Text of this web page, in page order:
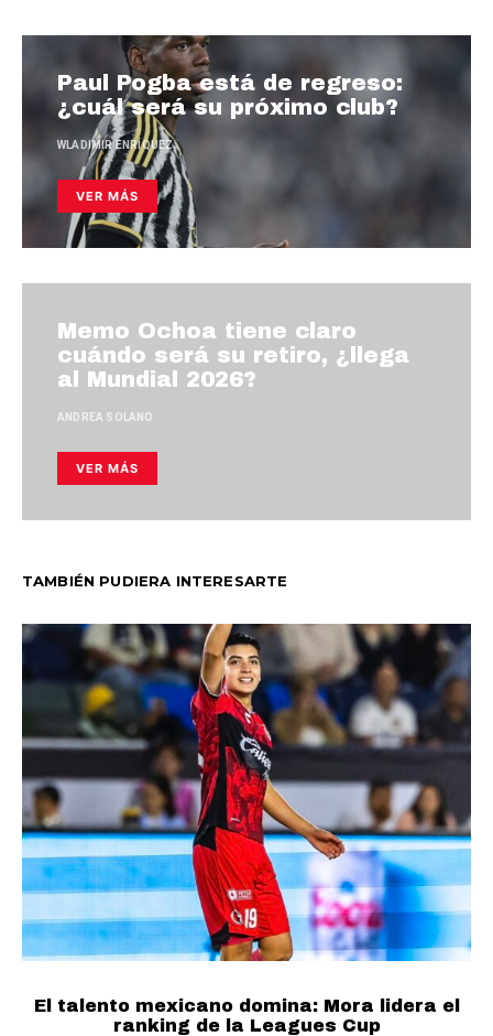
Paul Pogba está de regreso:
¿cuál será su próximo club?
WLADIMIR ENRÍQUEZ
VER MÁS
Memo Ochoa tiene claro
cuándo será su retiro, ¿llega
al Mundial 2026?
ANDREA SOLANO
VER MÁS
TAMBIÉN PUDIERA INTERESARTE
El talento mexicano domina: Mora lidera el
ranking de la Leagues Cup